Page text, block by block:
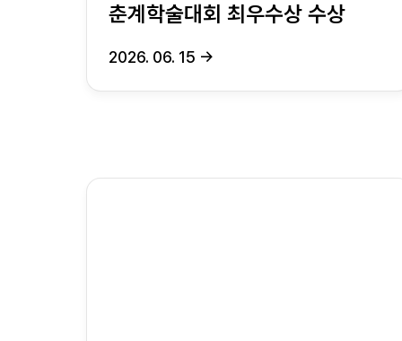
춘계학술대회 최우수상 수상
2026. 06. 15 →